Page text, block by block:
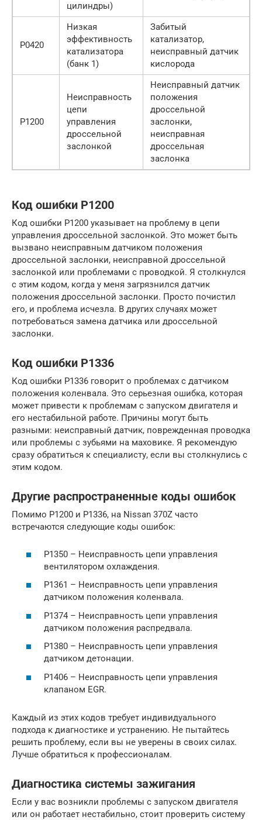
цилиндры)
P0420
Низкая
эффективность
катализатора
(банк 1)
Забитый
катализатор,
неисправный датчик
кислорода
P1200
Неисправность
цепи
управления
дроссельной
заслонкой
Неисправный датчик
положения
дроссельной
заслонки,
неисправная
дроссельная
заслонка
Код ошибки P1200
Код ошибки P1200 указывает на проблему в цепи
управления дроссельной заслонкой. Это может быть
вызвано неисправным датчиком положения
дроссельной заслонки, неисправной дроссельной
заслонкой или проблемами с проводкой. Я столкнулся
с этим кодом, когда у меня загрязнился датчик
положения дроссельной заслонки. Просто почистил
его, и проблема исчезла. В других случаях может
потребоваться замена датчика или дроссельной
заслонки.
Код ошибки P1336
Код ошибки P1336 говорит о проблемах с датчиком
положения коленвала. Это серьезная ошибка, которая
может привести к проблемам с запуском двигателя и
его нестабильной работе. Причины могут быть
разными: неисправный датчик, поврежденная проводка
или проблемы с зубьями на маховике. Я рекомендую
сразу обратиться к специалисту, если вы столкнулись с
этим кодом.
Другие распространенные коды ошибок
Помимо P1200 и P1336, на Nissan 370Z часто
встречаются следующие коды ошибок:
P1350 – Неисправность цепи управления
вентилятором охлаждения.
P1361 – Неисправность цепи управления
датчиком положения коленвала.
P1374 – Неисправность цепи управления
датчиком положения распредвала.
P1380 – Неисправность цепи управления
датчиком детонации.
P1406 – Неисправность цепи управления
клапаном EGR.
Каждый из этих кодов требует индивидуального
подхода к диагностике и устранению. Не пытайтесь
решить проблему, если вы не уверены в своих силах.
Лучше обратиться к профессионалам.
Диагностика системы зажигания
Если у вас возникли проблемы с запуском двигателя
или он работает нестабильно, стоит проверить систему